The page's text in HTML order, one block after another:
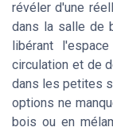
révéler d'une
dans la salle de
libérant
circulation et de
dans les petites
options ne
bois ou en